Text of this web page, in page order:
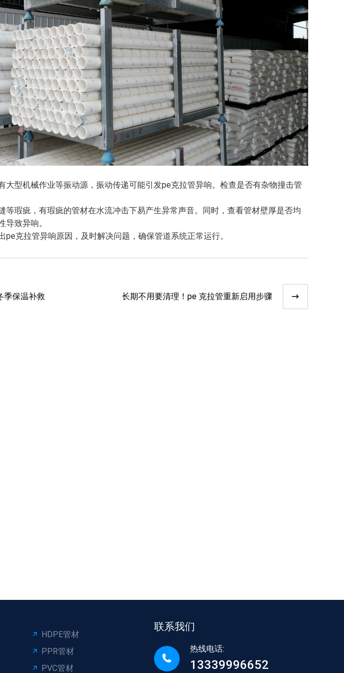
大型机械作业等振动源，振动传递可能引发pe克拉管异响。检查是否有杂物撞击管
等瑕疵，有瑕疵的管材在水流冲击下易产生异常声音。同时，查看管材壁厚是否均
导致异响。
pe克拉管异响原因，及时解决问题，确保管道系统正常运行。
季保温补救​ 长期不用要清理！pe 克拉管重新启用步骤​
HDPE管材
PPR管材
PVC管材
联系我们
热线电话:
13339996652